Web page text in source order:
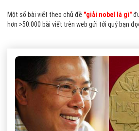
Một số bài viết theo chủ đề "giải nobel là gì"
hơn >50.000 bài viết trên web gửi tới quý bạn